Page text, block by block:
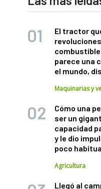
El tractor
combustible
parece una
el mundo,
Maquinarias y
Cómo una
ser un
capacidad
y le dio
poco
Agricultura
Llegó al